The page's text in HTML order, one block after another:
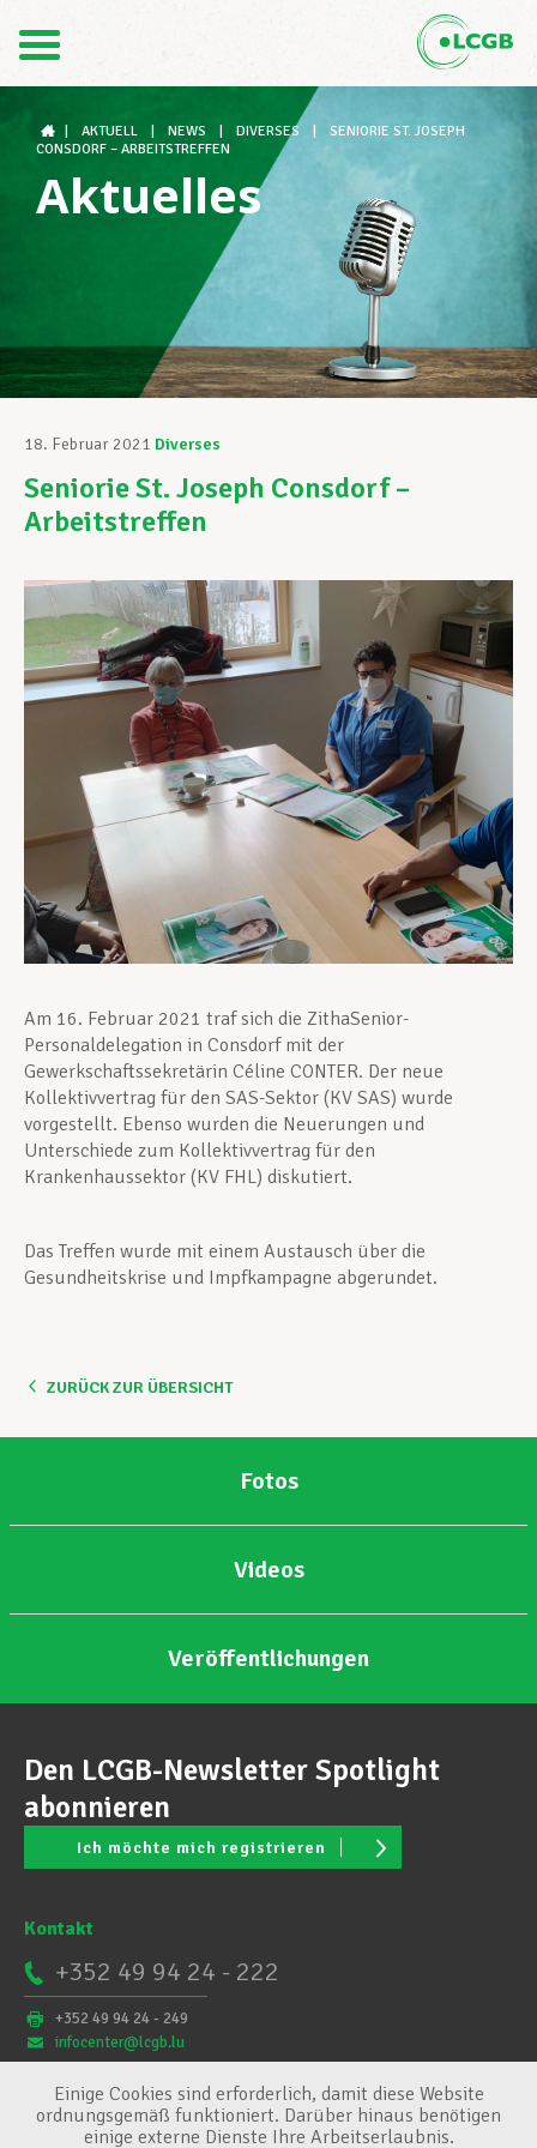
FR
Der LCGB
Gewerkschaftsstrukturen
Unterstützung im Arbeitsalltag
Ihre Rechte
Unterstützung im Privatleben
Berufliche Weiterentwicklung
Mitglied werden
Aktuell
AKTUELL NEWS DIVERSES
SENIORIE ST. JOSEPH
CONSDORF – ARBEITSTREFFEN
Aktuelles
18. Februar 2021 Diverses
Seniorie St. Joseph Consdorf –
Arbeitstreffen
Am 16. Februar 2021 traf sich die ZithaSenior-
Personaldelegation in Consdorf mit der
Gewerkschaftssekretärin Céline CONTER. Der neue
Kollektivvertrag für den SAS-Sektor (KV SAS) wurde
vorgestellt. Ebenso wurden die Neuerungen und
Unterschiede zum Kollektivvertrag für den
Krankenhaussektor (KV FHL) diskutiert.
Das Treffen wurde mit einem Austausch über die
Gesundheitskrise und Impfkampagne abgerundet.
ZURÜCK ZUR ÜBERSICHT
Fotos
Videos
Veröffentlichungen
Den LCGB-Newsletter Spotlight
abonnieren
Ich möchte mich registrieren
Kontakt
+352 49 94 24 - 222
+352 49 94 24 - 249
infocenter@lcgb.lu
Einige Cookies sind erforderlich, damit diese Website
ordnungsgemäß funktioniert. Darüber hinaus benötigen
einige externe Dienste Ihre Arbeitserlaubnis.